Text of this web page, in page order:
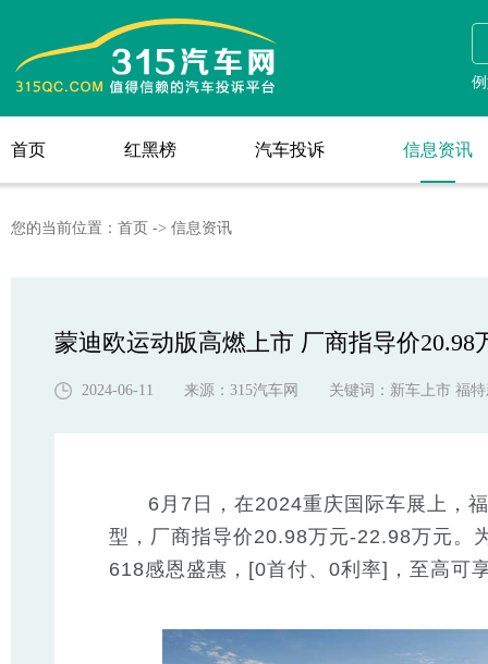
首页
首页
红黑榜 汽车投诉
信息资讯
信息资讯
您的当前位置： 首页 -> 信息资讯
蒙迪欧运动版高燃上市 厂商指导价20.98
2024-06-11 来源： 315汽车网 关键词： 新车上市 福
6月7日，在2024重庆国际车展上，福
型，厂商指导价20.98万元-22.98万元。
618感恩盛惠，[0首付、0利率]，至高可